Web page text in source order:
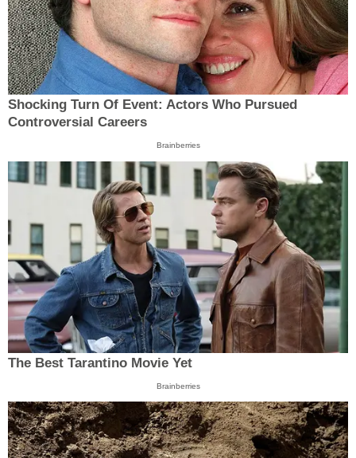
Shocking Turn Of Event: Actors Who Pursued
Controversial Careers
Brainberries
The Best Tarantino Movie Yet
Brainberries